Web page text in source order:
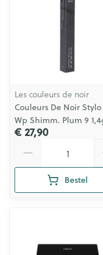
Les couleurs de noir
Couleurs De Noir
Wp Shimm. Plum 9
€ 27,90
Bestel